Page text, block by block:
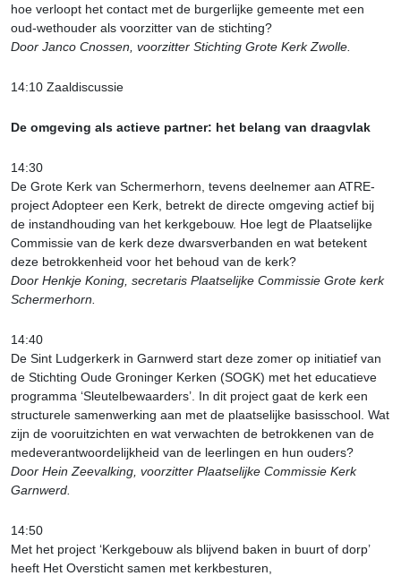
hoe verloopt het contact met de burgerlijke gemeente met een
oud-wethouder als voorzitter van de stichting?
Door Janco Cnossen, voorzitter Stichting Grote Kerk Zwolle.
14:10 Zaaldiscussie
De omgeving als actieve partner: het belang van draagvlak
14:30
De Grote Kerk van Schermerhorn, tevens deelnemer aan ATRE-
project Adopteer een Kerk, betrekt de directe omgeving actief bij
de instandhouding van het kerkgebouw. Hoe legt de Plaatselijke
Commissie van de kerk deze dwarsverbanden en wat betekent
deze betrokkenheid voor het behoud van de kerk?
Door Henkje Koning, secretaris Plaatselijke Commissie Grote kerk
Schermerhorn.
14:40
De Sint Ludgerkerk in Garnwerd start deze zomer op initiatief van
de Stichting Oude Groninger Kerken (SOGK) met het educatieve
programma ‘Sleutelbewaarders’. In dit project gaat de kerk een
structurele samenwerking aan met de plaatselijke basisschool. Wat
zijn de vooruitzichten en wat verwachten de betrokkenen van de
medeverantwoordelijkheid van de leerlingen en hun ouders?
Door Hein Zeevalking, voorzitter Plaatselijke Commissie Kerk
Garnwerd.
14:50
Met het project ‘Kerkgebouw als blijvend baken in buurt of dorp’
heeft Het Oversticht samen met kerkbesturen,